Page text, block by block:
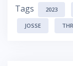
Tags 2023
JOSSE